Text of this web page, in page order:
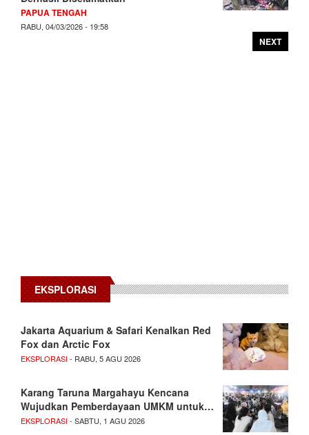
PAPUA TENGAH
RABU, 04/03/2026 - 19:58
NEXT
EKSPLORASI
Jakarta Aquarium & Safari Kenalkan Red
Fox dan Arctic Fox
EKSPLORASI- RABU, 5 AGU 2026
Karang Taruna Margahayu Kencana
Wujudkan Pemberdayaan UMKM untuk…
EKSPLORASI- SABTU, 1 AGU 2026